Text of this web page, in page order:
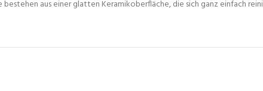
aus einer glatten Keramikoberfläche, die sich ganz einfach